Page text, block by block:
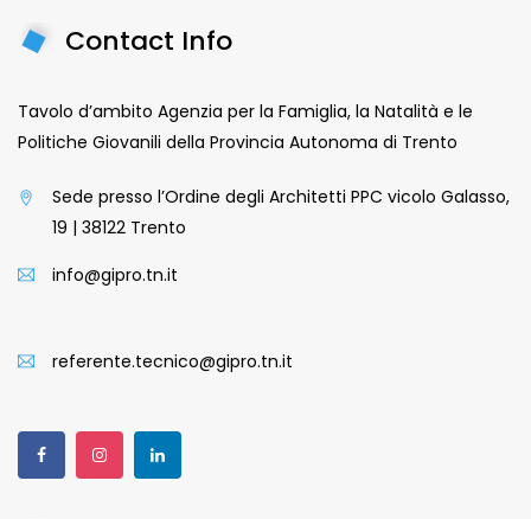
Contact Info
Tavolo d’ambito Agenzia per la Famiglia, la Natalità e le
Politiche Giovanili della Provincia Autonoma di Trento
Sede presso l’Ordine degli Architetti PPC vicolo Galasso,
19 | 38122 Trento
info@gipro.tn.it
referente.tecnico@gipro.tn.it